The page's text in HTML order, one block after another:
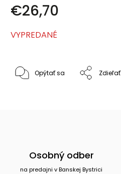
€26,70
VYPREDANÉ
Opýtať sa Zdieľať
Osobný odber
na predajni v Banskej Bystrici